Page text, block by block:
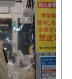
】
プ企業との
を獲得。
で伸びてい
施設がほと
慣れた施設